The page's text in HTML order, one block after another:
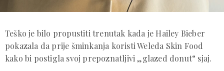
Teško je bilo propustiti trenutak kada je Hailey Bieber
pokazala da prije šminkanja koristi Weleda Skin Food
kako bi postigla svoj prepoznatljivi „glazed donut“ sjaj.